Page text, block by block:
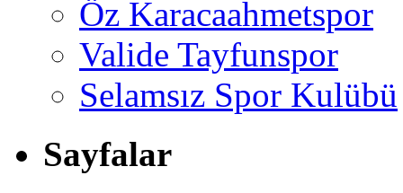
Öz Karacaahmetspor
Valide Tayfunspor
Selamsız Spor Kulübü
Sayfalar